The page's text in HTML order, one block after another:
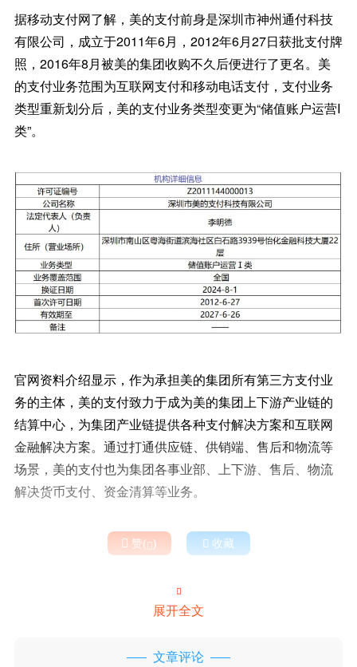
据移动支付网了解，美的支付前身是深圳市神州通付科技
有限公司，成立于2011年6月，2012年6月27日获批支付牌
照，2016年8月被美的集团收购不久后便进行了更名。美
的支付业务范围为互联网支付和移动电话支付，支付业务
类型重新划分后，美的支付业务类型变更为“储值账户运营Ⅰ
类”。
官网资料介绍显示，作为承担美的集团所有第三方支付业
务的主体，美的支付致力于成为美的集团上下游产业链的
结算中心，为集团产业链提供各种支付解决方案和互联网
金融解决方案。通过打通供应链、供销端、售后和物流等
场景，美的支付也为集团各事业部、上下游、售后、物流
解决货币支付、资金清算等业务。
 赞()  收藏

展开全文
文章评论